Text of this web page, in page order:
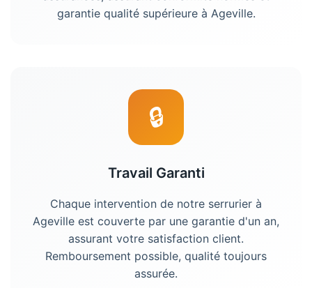
garantie qualité supérieure à Ageville.
🔒
Travail Garanti
Chaque intervention de notre serrurier à
Ageville est couverte par une garantie d'un an,
assurant votre satisfaction client.
Remboursement possible, qualité toujours
assurée.